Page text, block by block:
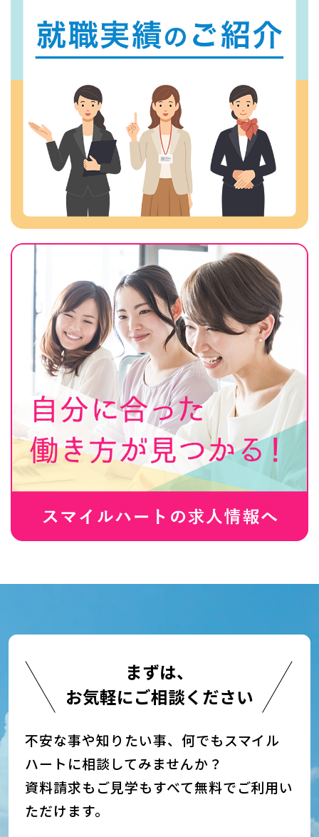
まずは、
お気軽にご相談ください
不安な事や知りたい事、何でもスマイル
ハートに相談してみませんか？
資料請求もご見学もすべて無料でご利用い
ただけます。